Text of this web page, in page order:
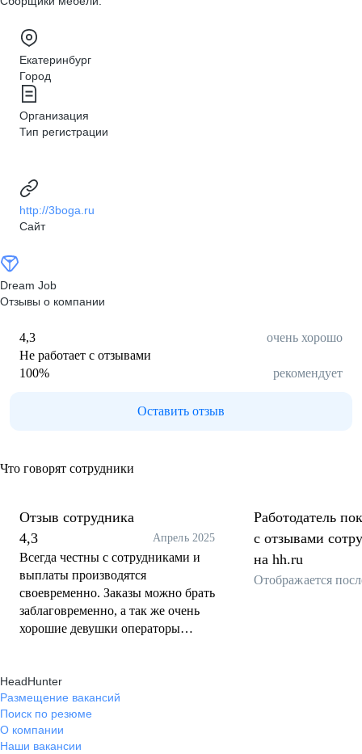
Екатеринбург
Город
Организация
Тип регистрации
http://3boga.ru
Сайт
Dream Job
Отзывы о компании
4,3
очень хорошо
Не работает с отзывами
100% рекомендует
Оставить отзыв
Что говорят сотрудники
Отзыв сотрудника
4,3
Апрель 2025
Всегда честны с сотрудниками и
выплаты производятся
своевременно. Заказы можно брать
заблаговременно, а так же очень
хорошие девушки операторы
программа " приведи друга" .
Хорошее место для работы и
подработки. Советую
Работодатель
с отзывами
на hh.ru
Отображается
HeadHunter
Размещение вакансий
Поиск по резюме
О компании
Наши вакансии